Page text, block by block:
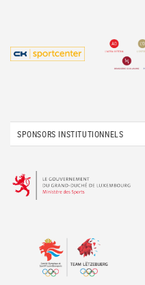
SPONSORS INSTITUTIONNELS